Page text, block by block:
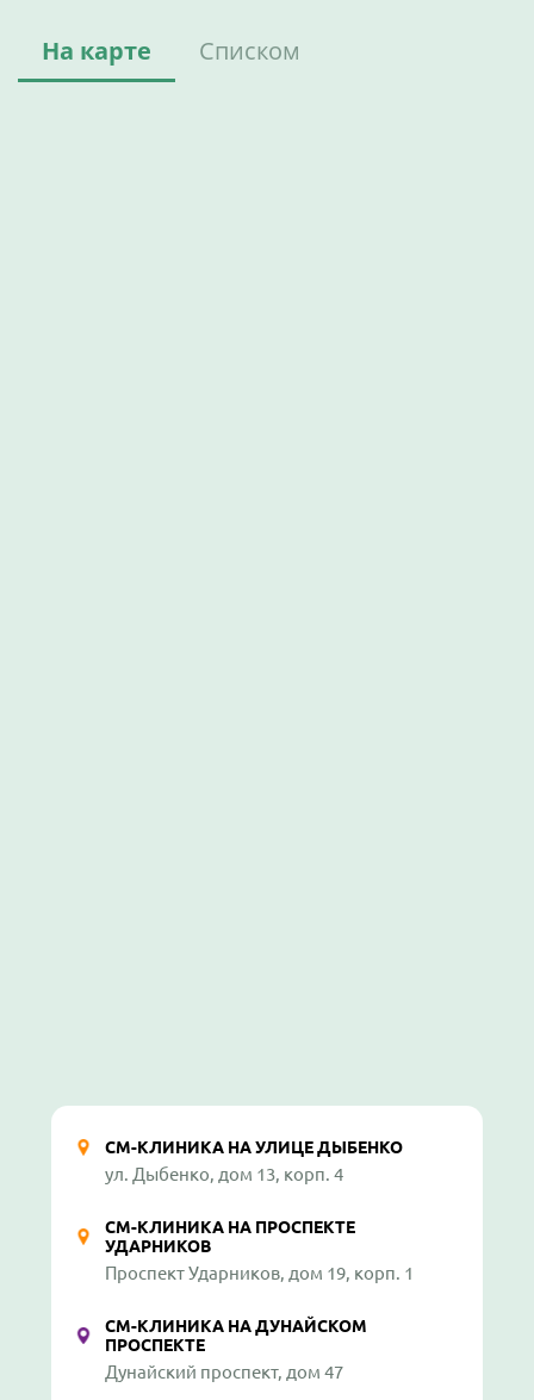
На карте Списком
СМ-КЛИНИКА НА УЛИЦЕ ДЫБЕНКО
ул. Дыбенко, дом 13, корп. 4
СМ-КЛИНИКА НА ПРОСПЕКТЕ
УДАРНИКОВ
Проспект Ударников, дом 19, корп. 1
СМ-КЛИНИКА НА ДУНАЙСКОМ
ПРОСПЕКТЕ
Дунайский проспект, дом 47